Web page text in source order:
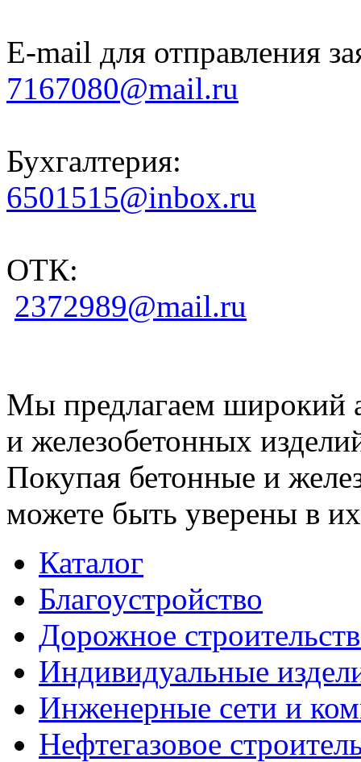
E-mail для отправления
7167080@mail.ru
Бухгалтерия:
6501515@inbox.ru
ОТК:
2372989@mail.ru
Мы предлагаем широкий
и железобетонных
Покупая бетонные и
можете быть уверены в их
Каталог
Благоустройство
Дорожное
Индивидуальные
Инженерные сети и
Нефтегазовое